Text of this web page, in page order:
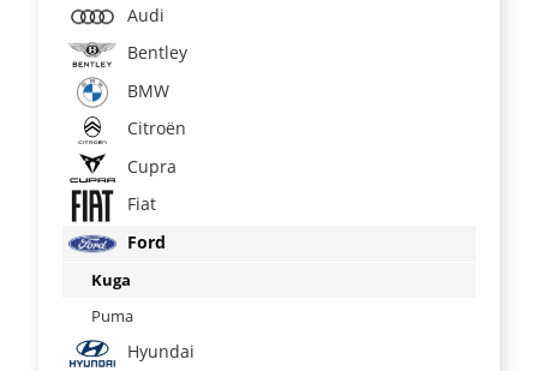
Audi
Bentley
BMW
Citroën
Cupra
Fiat
Ford
Kuga
Puma
Hyundai